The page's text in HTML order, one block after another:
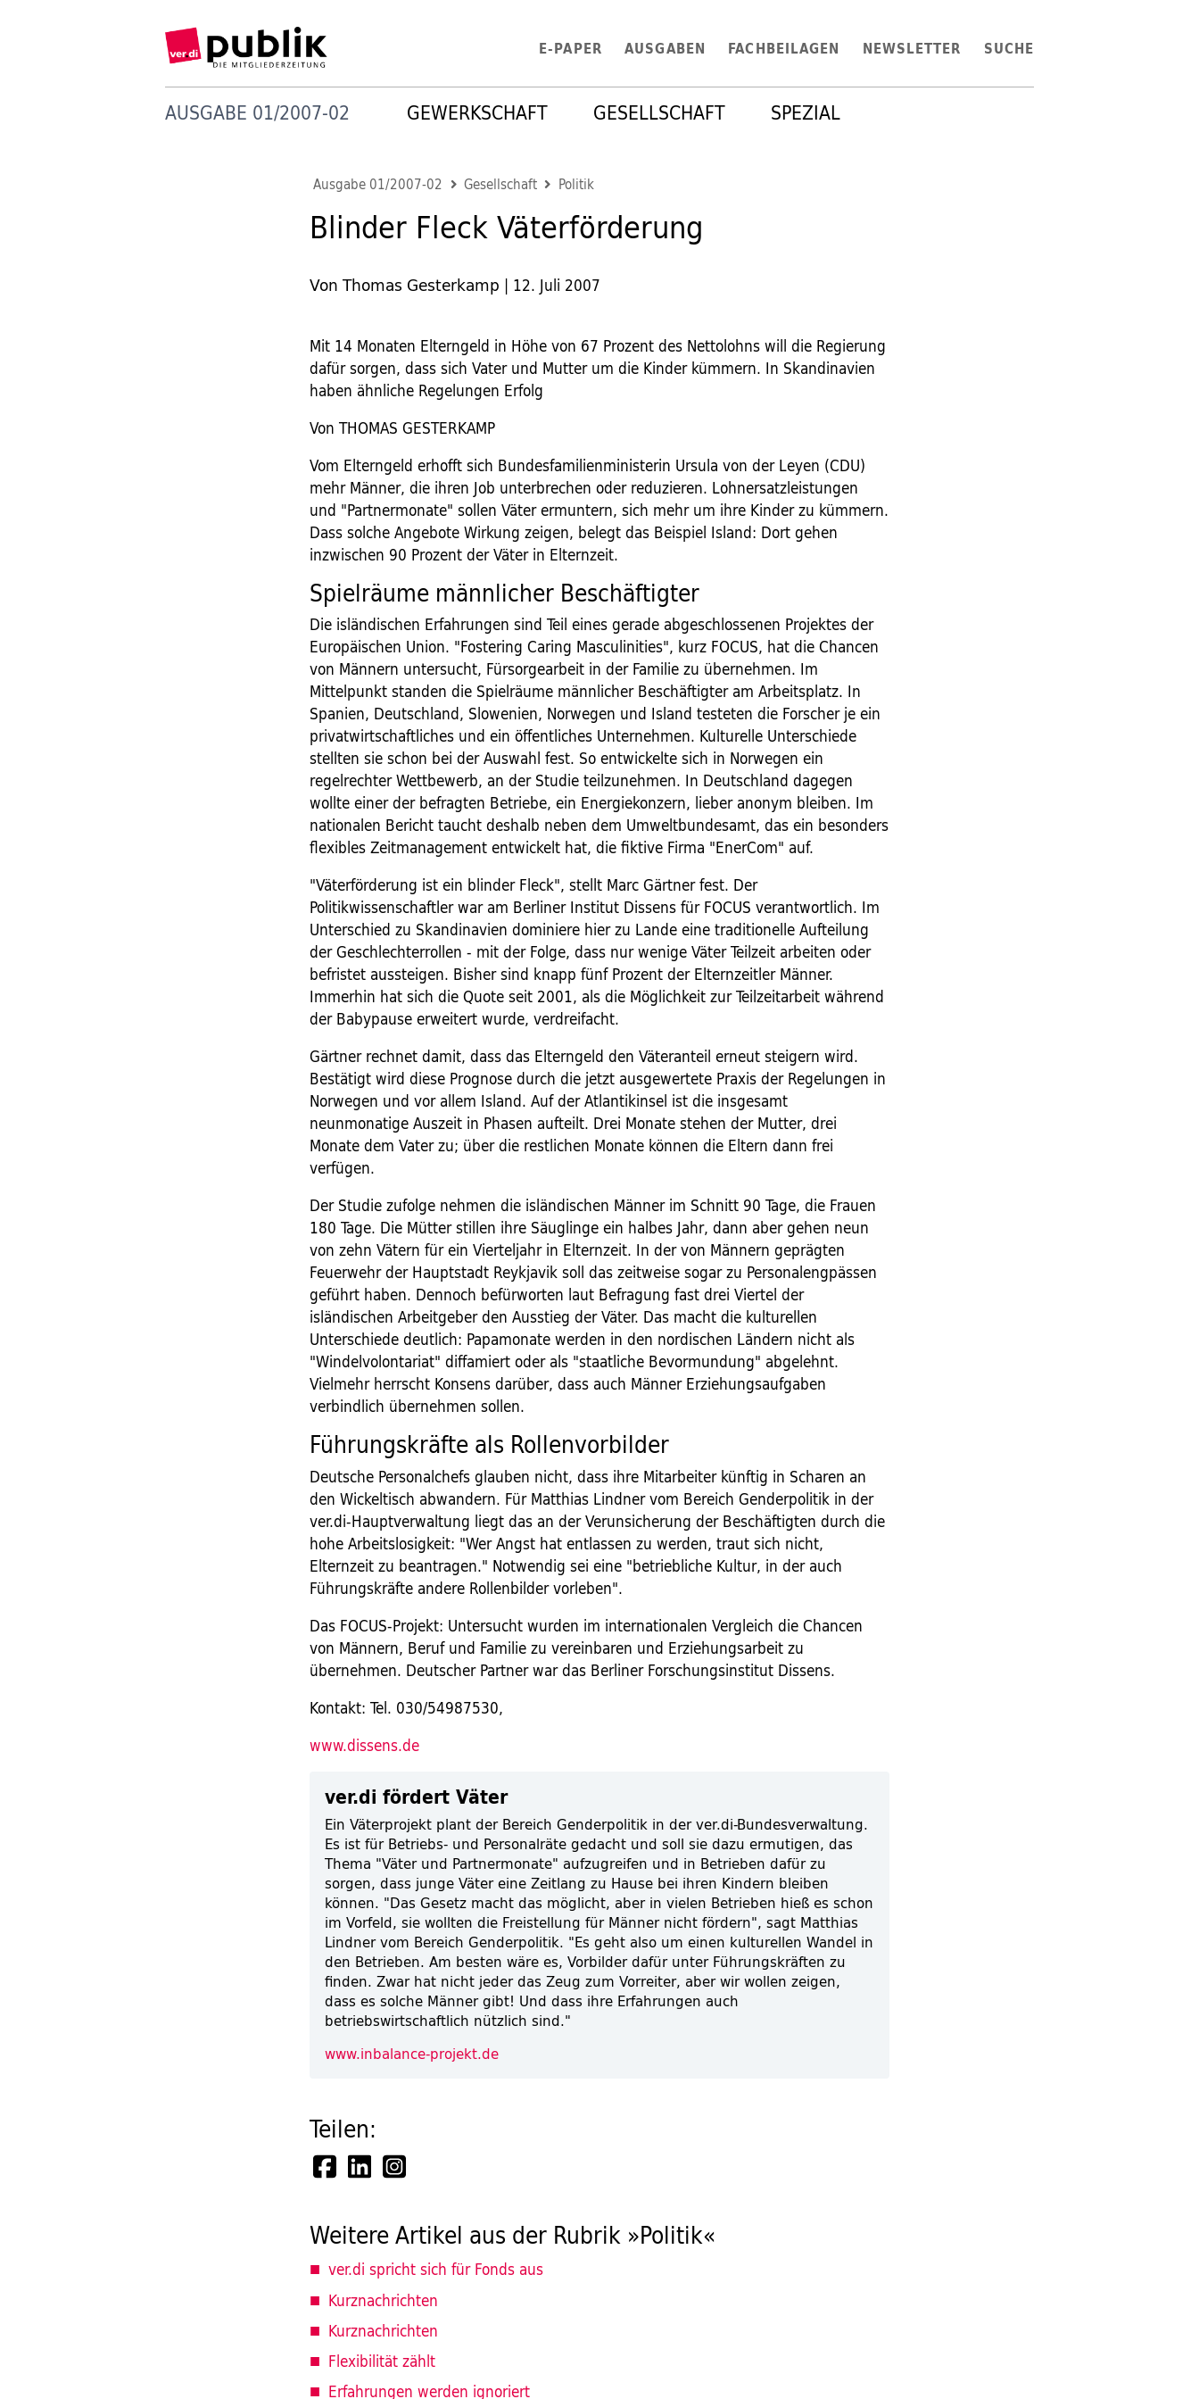
E-PAPER AUSGABEN FACHBEILAGEN NEWSLETTER SUCHE
AUSGABE 01/2007-02 GEWERKSCHAFT GESELLSCHAFT SPEZIAL
Ausgabe 01/2007-02 Gesellschaft Politik
Blinder Fleck Väterförderung
Von Thomas Gesterkamp | 12. Juli 2007
Mit 14 Monaten Elterngeld in Höhe von 67 Prozent des Nettolohns will die Regierung
dafür sorgen, dass sich Vater und Mutter um die Kinder kümmern. In Skandinavien
haben ähnliche Regelungen Erfolg
Von THOMAS GESTERKAMP
Vom Elterngeld erhofft sich Bundesfamilienministerin Ursula von der Leyen (CDU)
mehr Männer, die ihren Job unterbrechen oder reduzieren. Lohnersatzleistungen
und "Partnermonate" sollen Väter ermuntern, sich mehr um ihre Kinder zu kümmern.
Dass solche Angebote Wirkung zeigen, belegt das Beispiel Island: Dort gehen
inzwischen 90 Prozent der Väter in Elternzeit.
Spielräume männlicher Beschäftigter
Die isländischen Erfahrungen sind Teil eines gerade abgeschlossenen Projektes der
Europäischen Union. "Fostering Caring Masculinities", kurz FOCUS, hat die Chancen
von Männern untersucht, Fürsorgearbeit in der Familie zu übernehmen. Im
Mittelpunkt standen die Spielräume männlicher Beschäftigter am Arbeitsplatz. In
Spanien, Deutschland, Slowenien, Norwegen und Island testeten die Forscher je ein
privatwirtschaftliches und ein öffentliches Unternehmen. Kulturelle Unterschiede
stellten sie schon bei der Auswahl fest. So entwickelte sich in Norwegen ein
regelrechter Wettbewerb, an der Studie teilzunehmen. In Deutschland dagegen
wollte einer der befragten Betriebe, ein Energiekonzern, lieber anonym bleiben. Im
nationalen Bericht taucht deshalb neben dem Umweltbundesamt, das ein besonders
flexibles Zeitmanagement entwickelt hat, die fiktive Firma "EnerCom" auf.
"Väterförderung ist ein blinder Fleck", stellt Marc Gärtner fest. Der
Politikwissenschaftler war am Berliner Institut Dissens für FOCUS verantwortlich. Im
Unterschied zu Skandinavien dominiere hier zu Lande eine traditionelle Aufteilung
der Geschlechterrollen - mit der Folge, dass nur wenige Väter Teilzeit arbeiten oder
befristet aussteigen. Bisher sind knapp fünf Prozent der Elternzeitler Männer.
Immerhin hat sich die Quote seit 2001, als die Möglichkeit zur Teilzeitarbeit während
der Babypause erweitert wurde, verdreifacht.
Gärtner rechnet damit, dass das Elterngeld den Väteranteil erneut steigern wird.
Bestätigt wird diese Prognose durch die jetzt ausgewertete Praxis der Regelungen in
Norwegen und vor allem Island. Auf der Atlantikinsel ist die insgesamt
neunmonatige Auszeit in Phasen aufteilt. Drei Monate stehen der Mutter, drei
Monate dem Vater zu; über die restlichen Monate können die Eltern dann frei
verfügen.
Der Studie zufolge nehmen die isländischen Männer im Schnitt 90 Tage, die Frauen
180 Tage. Die Mütter stillen ihre Säuglinge ein halbes Jahr, dann aber gehen neun
von zehn Vätern für ein Vierteljahr in Elternzeit. In der von Männern geprägten
Feuerwehr der Hauptstadt Reykjavik soll das zeitweise sogar zu Personalengpässen
geführt haben. Dennoch befürworten laut Befragung fast drei Viertel der
isländischen Arbeitgeber den Ausstieg der Väter. Das macht die kulturellen
Unterschiede deutlich: Papamonate werden in den nordischen Ländern nicht als
"Windelvolontariat" diffamiert oder als "staatliche Bevormundung" abgelehnt.
Vielmehr herrscht Konsens darüber, dass auch Männer Erziehungsaufgaben
verbindlich übernehmen sollen.
Führungskräfte als Rollenvorbilder
Deutsche Personalchefs glauben nicht, dass ihre Mitarbeiter künftig in Scharen an
den Wickeltisch abwandern. Für Matthias Lindner vom Bereich Genderpolitik in der
ver.di-Hauptverwaltung liegt das an der Verunsicherung der Beschäftigten durch die
hohe Arbeitslosigkeit: "Wer Angst hat entlassen zu werden, traut sich nicht,
Elternzeit zu beantragen." Notwendig sei eine "betriebliche Kultur, in der auch
Führungskräfte andere Rollenbilder vorleben".
Das FOCUS-Projekt: Untersucht wurden im internationalen Vergleich die Chancen
von Männern, Beruf und Familie zu vereinbaren und Erziehungsarbeit zu
übernehmen. Deutscher Partner war das Berliner Forschungsinstitut Dissens.
Kontakt: Tel. 030/54987530,
www.dissens.de
ver.di fördert Väter
Ein Väterprojekt plant der Bereich Genderpolitik in der ver.di-Bundesverwaltung.
Es ist für Betriebs- und Personalräte gedacht und soll sie dazu ermutigen, das
Thema "Väter und Partnermonate" aufzugreifen und in Betrieben dafür zu
sorgen, dass junge Väter eine Zeitlang zu Hause bei ihren Kindern bleiben
können. "Das Gesetz macht das möglicht, aber in vielen Betrieben hieß es schon
im Vorfeld, sie wollten die Freistellung für Männer nicht fördern", sagt Matthias
Lindner vom Bereich Genderpolitik. "Es geht also um einen kulturellen Wandel in
den Betrieben. Am besten wäre es, Vorbilder dafür unter Führungskräften zu
finden. Zwar hat nicht jeder das Zeug zum Vorreiter, aber wir wollen zeigen,
dass es solche Männer gibt! Und dass ihre Erfahrungen auch
betriebswirtschaftlich nützlich sind."
www.inbalance-projekt.de
Teilen:
Weitere Artikel aus der Rubrik »Politik«
ver.di spricht sich für Fonds aus
Kurznachrichten
Kurznachrichten
Flexibilität zählt
Erfahrungen werden ignoriert